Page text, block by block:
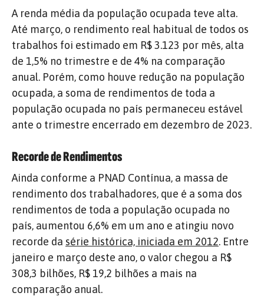
A renda média da população ocupada teve alta.
Até março, o rendimento real habitual de todos os
trabalhos foi estimado em R$ 3.123 por mês, alta
de 1,5% no trimestre e de 4% na comparação
anual. Porém, como houve redução na população
ocupada, a soma de rendimentos de toda a
população ocupada no país permaneceu estável
ante o trimestre encerrado em dezembro de 2023.
Recorde de Rendimentos
Ainda conforme a PNAD Contínua, a massa de
rendimento dos trabalhadores, que é a soma dos
rendimentos de toda a população ocupada no
país, aumentou 6,6% em um ano e atingiu novo
recorde da série histórica, iniciada em 2012. Entre
janeiro e março deste ano, o valor chegou a R$
308,3 bilhões, R$ 19,2 bilhões a mais na
comparação anual.